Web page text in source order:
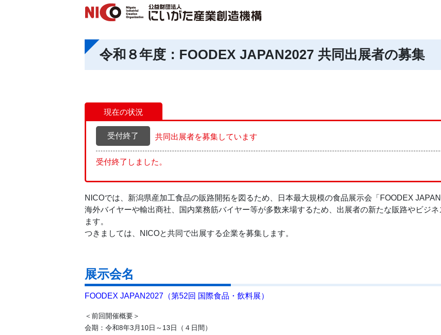
令和８年度：FOODEX JAPAN2027 共同出展者の募集
現在の状況
受付終了 共同出展者を募集しています
受付終了しました。
NICOでは、新潟県産加工食品の販路開拓を図るため、日本最大規模の食品展示会「FOODEX
海外バイヤーや輸出商社、国内業務筋バイヤー等が多数来場するため、出展者の新たな販路やビジ
ます。
つきましては、NICOと共同で出展する企業を募集します。
展示会名
FOODEX JAPAN2027（第52回 国際食品・飲料展）
＜前回開催概要＞
会期：令和8年3月10日～13日（４日間）